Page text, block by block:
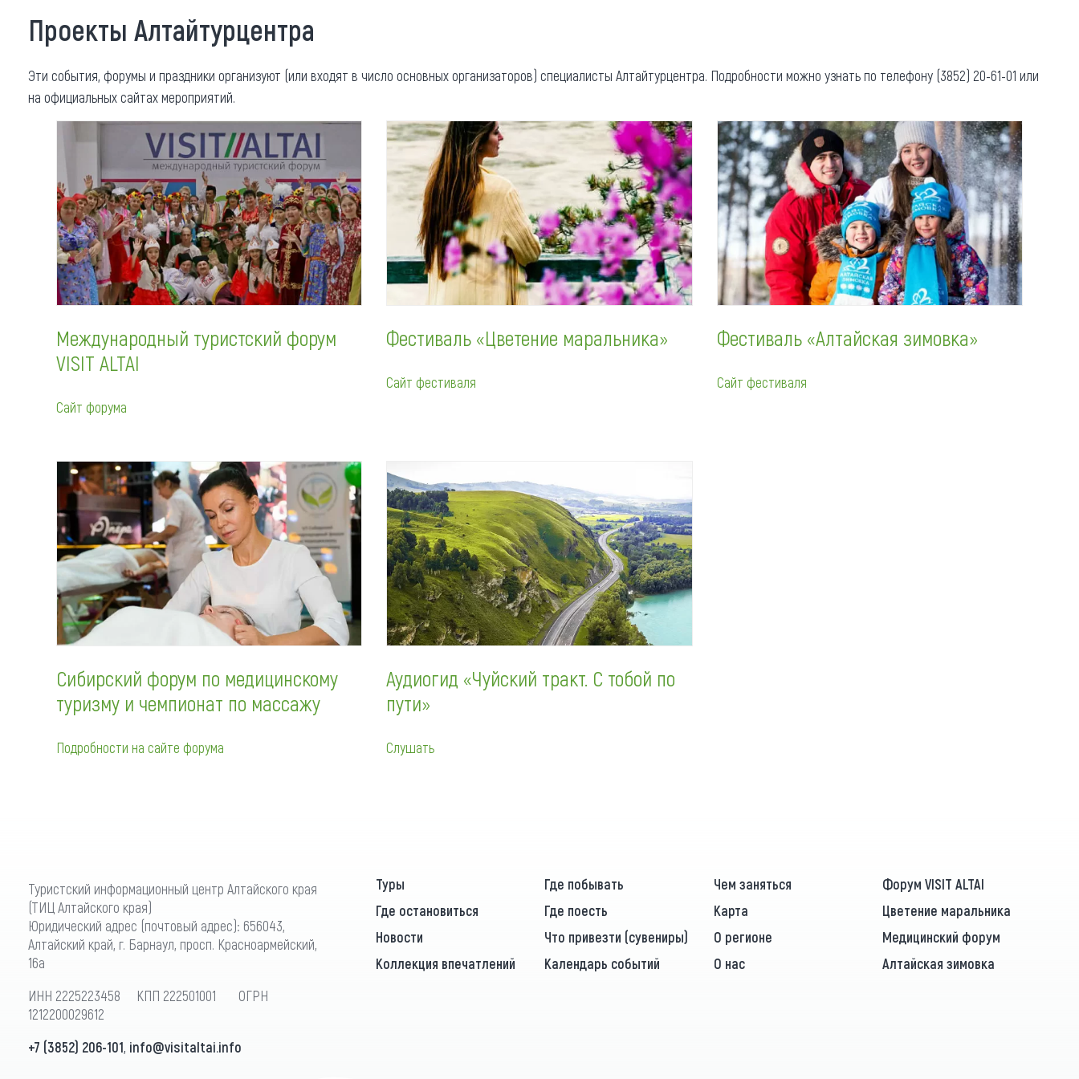
Где поесть
Кафе
Что привезти (сувениры)
Как добраться
Карты и буклеты
Видеогалерея
Другие рубрики
О нас
Реестр туроператоров
Алтайского края
агентств Алтайского края
Обращения граждан
Проекты Алтайтурцентра
Эти события, форумы и праздники организуют (или входят в число основных организаторов) специалисты Алтайтурцентра. Подробности можно узнать по телефону (3852) 20-61-01 или
на официальных сайтах мероприятий.
Международный туристский форум
VISIT ALTAI
Сайт форума
Фестиваль «Цветение маральника»
Сайт фестиваля
Фестиваль «Алтайская зимовка»
Сайт фестиваля
Сибирский форум по медицинскому
туризму и чемпионат по массажу
Подробности на сайте форума
Аудиогид «Чуйский тракт. С тобой по
пути»
Слушать
Туристский информационный центр Алтайского края
(ТИЦ Алтайского края)
Юридический адрес (почтовый адрес): 656043,
Алтайский край, г. Барнаул, просп. Красноармейский,
16а
ИНН 2225223458 КПП 222501001 ОГРН
1212200029612
+7 (3852) 206-101, info@visitaltai.info
Туры Где побывать Чем заняться
Форум VISIT ALTAI
Где остановиться
Где поесть Карта
Цветение маральника
Новости
Что привезти (сувениры) О регионе
Медицинский форум
Коллекция впечатлений
Календарь событий О нас Алтайская зимовка